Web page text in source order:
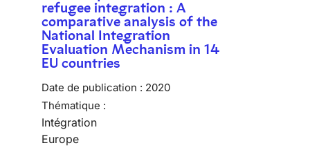
refugee integration : A
comparative analysis of the
National Integration
Evaluation Mechanism in 14
EU countries
Date de publication : 2020
Thématique :
Intégration
Europe